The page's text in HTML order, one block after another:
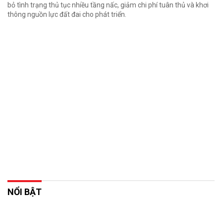
bỏ tình trạng thủ tục nhiều tầng nấc, giảm chi phí tuân thủ và khơi
thông nguồn lực đất đai cho phát triển.
NỔI BẬT